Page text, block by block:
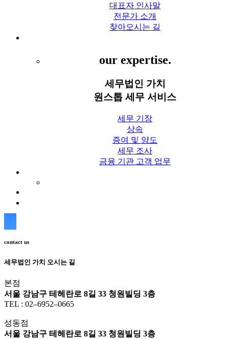
대표자 인사말
전문가 소개
찾아오시는 길
our expertise.
세무법인 가치
원스톱 세무 서비스
세무 기장
상속
증여 및 양도
세무 조사
금융 기관 고객 업무
contact us
세무법인 가치 오시는 길
본점
서울 강남구 테헤란로 8길 33 청원빌딩 3층
TEL : 02–6952–0665
성동점
서울 강남구 테헤란로 8길 33 청원빌딩 3층